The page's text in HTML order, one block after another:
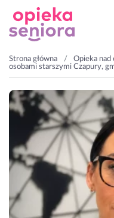
Strona główna Opieka nad
osobami starszymi Czapury,